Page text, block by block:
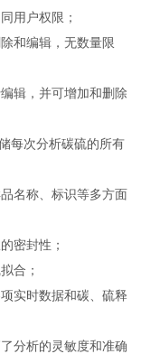
用户权限；
和编辑，无数量限
辑，并可增加和删除
每次分析碳硫的所有
名称、标识等多方面
密封性；
合；
实时数据和碳、硫释
分析的灵敏度和准确